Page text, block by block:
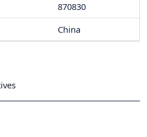
870830
China